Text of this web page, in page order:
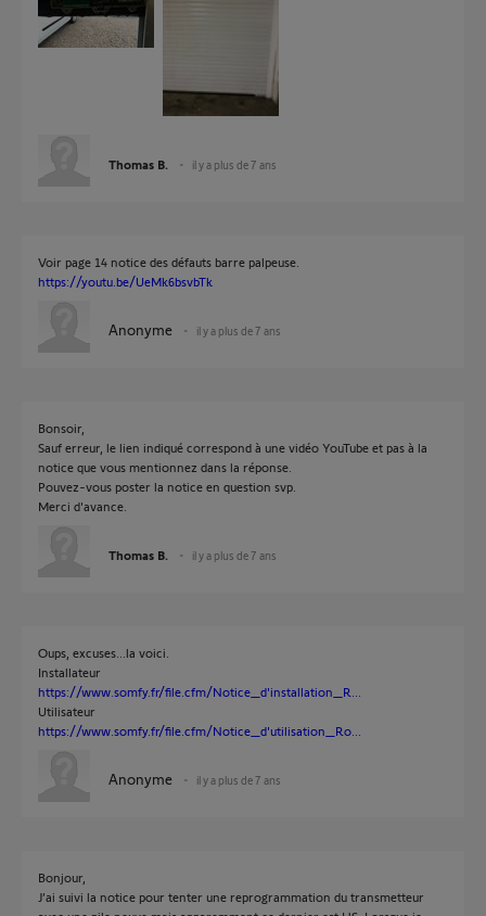
Thomas B. il y a plus de 7 ans
Voir page 14 notice des défauts barre palpeuse.
https://youtu.be/UeMk6bsvbTk
Anonyme il y a plus de 7 ans
Bonsoir,
Sauf erreur, le lien indiqué correspond à une vidéo YouTube et pas à la
notice que vous mentionnez dans la réponse.
Pouvez-vous poster la notice en question svp.
Merci d'avance.
Thomas B. il y a plus de 7 ans
Oups, excuses...la voici.
Installateur
https://www.somfy.fr/file.cfm/Notice_d'installation_R...
Utilisateur
https://www.somfy.fr/file.cfm/Notice_d'utilisation_Ro...
Anonyme il y a plus de 7 ans
Bonjour,
J’ai suivi la notice pour tenter une reprogrammation du transmetteur